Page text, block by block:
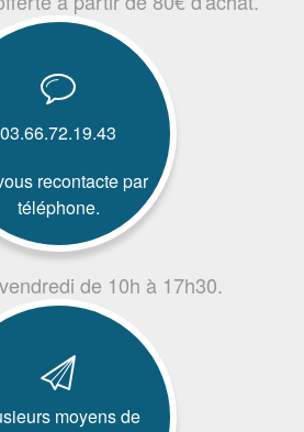
03.66.72.19.43
recontacte par
téléphone.
de 10h à 17h30.
moyens de